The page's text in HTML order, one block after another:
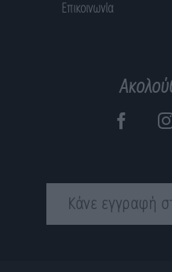
Επικοινωνία
Κάνε εγγραφή